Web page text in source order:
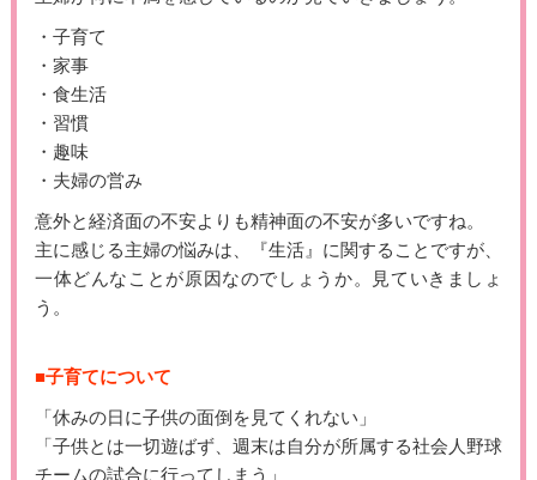
・子育て
・家事
・食生活
・習慣
・趣味
・夫婦の営み
意外と経済面の不安よりも精神面の不安が多いですね。
主に感じる主婦の悩みは、『生活』に関することですが、
一体どんなことが原因なのでしょうか。見ていきましょ
う。
■子育てについて
「休みの日に子供の面倒を見てくれない」
「子供とは一切遊ばず、週末は自分が所属する社会人野球
チームの試合に行ってしまう」